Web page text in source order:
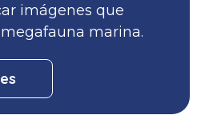
imágenes que
marina.